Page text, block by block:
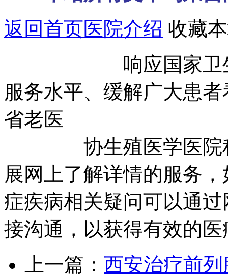
返回首页医院介绍 收藏
响应国家卫生部
服务水平、缓解广大患
省老医
协生殖医学医院积
展网上了解详情的服务
症疾病相关疑问可以通
接沟通，以获得有效的
上一篇： 西安治疗前